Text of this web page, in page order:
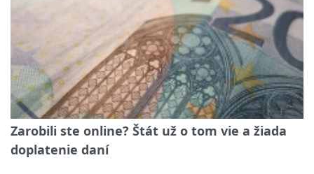
Zarobili ste online? Štát už o tom vie a žiada
doplatenie daní